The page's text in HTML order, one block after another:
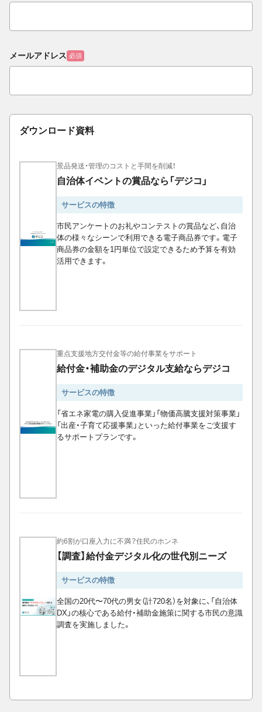
メールアドレス 必須
ダウンロード資料
景品発送・管理のコストと手間を削減！
自治体イベントの賞品なら「デジコ」
サービスの特徴
市民アンケートのお礼やコンテストの賞品など、自治
体の様々なシーンで利用できる電子商品券です。電子
商品券の金額を1円単位で設定できるため予算を有効
活用できます。
重点支援地方交付金等の給付事業をサポート
給付金・補助金のデジタル支給ならデジコ
サービスの特徴
「省エネ家電の購入促進事業」「物価高騰支援対策事業」
「出産・子育て応援事業」といった給付事業をご支援す
るサポートプランです。
約6割が口座入力に不満？住民のホンネ
【調査】給付金デジタル化の世代別ニーズ
サービスの特徴
全国の20代〜70代の男女（計720名）を対象に、「自治体
DX」の核心である給付・補助金施策に関する市民の意識
調査を実施しました。